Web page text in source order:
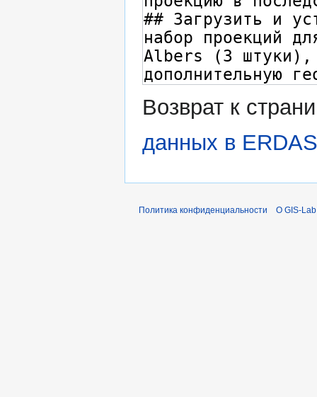
Возврат к
данных в
Политика конфиденциальности О GIS-Lab